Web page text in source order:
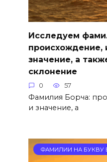
Исследуем
происхождение,
значение, а
склонение
0 57
Фамилия Борча:
и значение, а
ФАМИЛИИ НА БУКВУ